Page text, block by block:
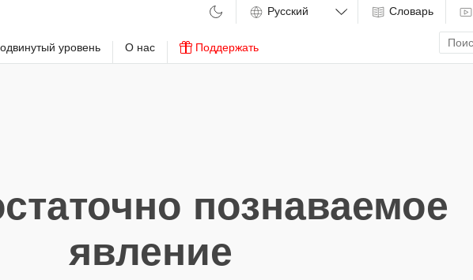
уровень О нас Поддержать
Словарь
Enter
search
term
познаваемое
явление